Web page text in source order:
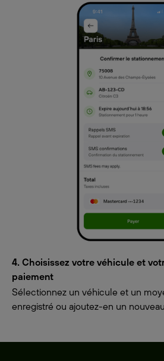
4. Choisissez votre véhicule et
paiement
Sélectionnez un véhicule et un
enregistré ou ajoutez-en un